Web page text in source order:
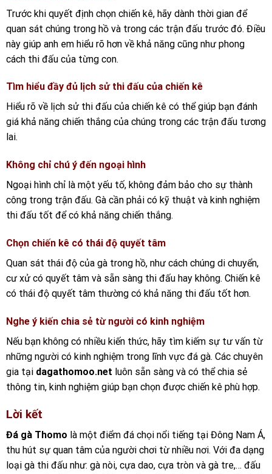
Trước khi quyết định chọn chiến kê, hãy dành thời gian để
quan sát chúng trong hồ và trong các trận đấu trước đó. Điều
này giúp anh em hiểu rõ hơn về khả năng cũng như phong
cách thi đấu của từng con.
Tìm hiểu đầy đủ lịch sử thi đấu của chiến kê
Hiểu rõ về lịch sử thi đấu của chiến kê có thể giúp bạn đánh
giá khả năng chiến thắng của chúng trong các trận đấu tương
lai.
Không chỉ chú ý đến ngoại hình
Ngoại hình chỉ là một yếu tố, không đảm bảo cho sự thành
công trong trận đấu. Gà cần phải có kỹ thuật và kinh nghiệm
thi đấu tốt để có khả năng chiến thắng.
Chọn chiến kê có thái độ quyết tâm
Quan sát thái độ của gà trong hồ, như cách chúng di chuyển,
cư xử có quyết tâm và sẵn sàng thi đấu hay không. Chiến kê
có thái độ quyết tâm thường có khả năng thi đấu tốt hơn.
Nghe ý kiến chia sẻ từ người có kinh nghiệm
Nếu bạn không có nhiều kiến thức, hãy tìm kiếm sự tư vấn từ
những người có kinh nghiệm trong lĩnh vực đá gà. Các chuyên
gia tại dagathomoo.net luôn sẵn sàng và có thể chia sẻ
thông tin, kinh nghiệm giúp bạn chọn được chiến kê phù hợp.
Lời kết
Đá gà Thomo là một điểm đá chọi nổi tiếng tại Đông Nam Á,
thu hút sự quan tâm của người chơi từ nhiều nơi. Với đa dạng
loại gà thi đấu như: gà nòi, cựa dao, cựa tròn và gà tre,… đấu